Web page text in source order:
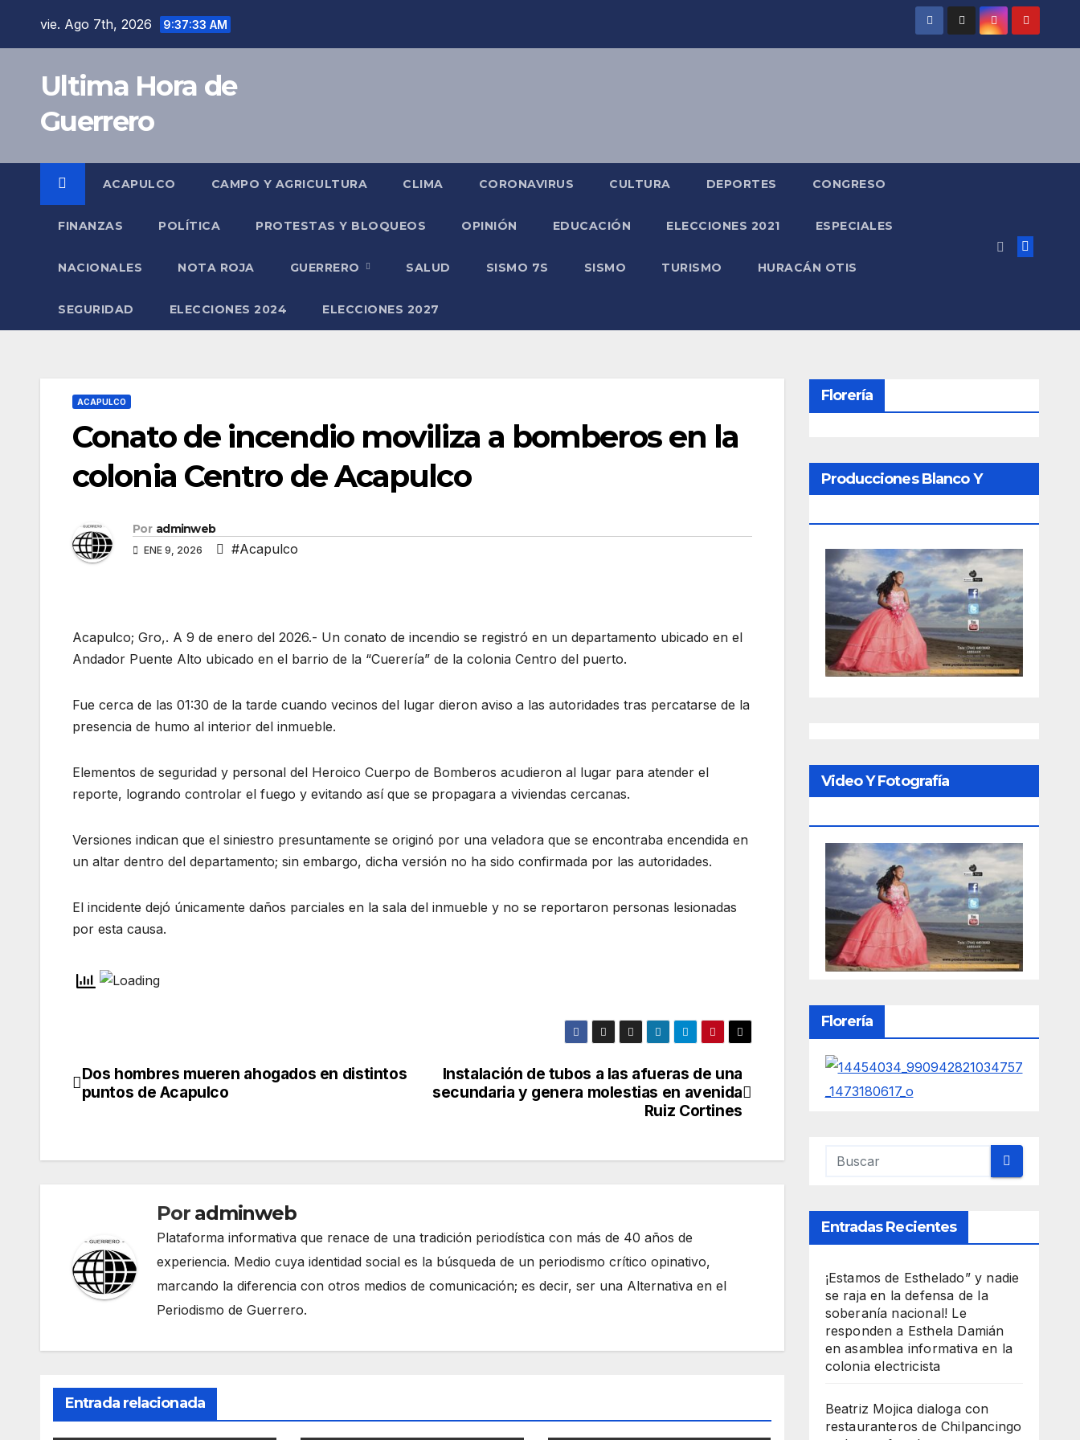
vie. Ago 7th, 2026 9:37:33 AM
Ultima Hora de
Guerrero
ACAPULCO CAMPO Y AGRICULTURA CLIMA CORONAVIRUS CULTURA DEPORTES CONGRESO
FINANZAS POLÍTICA PROTESTAS Y BLOQUEOS OPINIÓN EDUCACIÓN ELECCIONES 2021 ESPECIALES
NACIONALES NOTA ROJA GUERRERO SALUD SISMO 7S SISMO TURISMO HURACÁN OTIS
SEGURIDAD ELECCIONES 2024 ELECCIONES 2027
ACAPULCO
Conato de incendio moviliza a bomberos en la
colonia Centro de Acapulco
Por adminweb
ENE 9, 2026 #Acapulco
Acapulco; Gro,. A 9 de enero del 2026.- Un conato de incendio se registró en un departamento ubicado en el
Andador Puente Alto ubicado en el barrio de la “Cuerería” de la colonia Centro del puerto.
Fue cerca de las 01:30 de la tarde cuando vecinos del lugar dieron aviso a las autoridades tras percatarse de la
presencia de humo al interior del inmueble.
Elementos de seguridad y personal del Heroico Cuerpo de Bomberos acudieron al lugar para atender el
reporte, logrando controlar el fuego y evitando así que se propagara a viviendas cercanas.
Versiones indican que el siniestro presuntamente se originó por una veladora que se encontraba encendida en
un altar dentro del departamento; sin embargo, dicha versión no ha sido confirmada por las autoridades.
El incidente dejó únicamente daños parciales en la sala del inmueble y no se reportaron personas lesionadas
por esta causa.
Navegación
Instalación de tubos a las afueras de una
secundaria y genera molestias en avenida
Ruiz Cortines
Dos hombres mueren ahogados en distintos
puntos de Acapulco
Por adminweb
Plataforma informativa que renace de una tradición periodística con más de 40 años de
experiencia. Medio cuya identidad social es la búsqueda de un periodismo crítico opinativo,
marcando la diferencia con otros medios de comunicación; es decir, ser una Alternativa en el
Periodismo de Guerrero.
Entrada relacionada
Florería
Producciones Blanco Y
Video Y Fotografía
Florería
Entradas Recientes
¡Estamos de Esthelado” y nadie
se raja en la defensa de la
soberanía nacional! Le
responden a Esthela Damián
en asamblea informativa en la
colonia electricista
Beatriz Mojica dialoga con
restauranteros de Chilpancingo